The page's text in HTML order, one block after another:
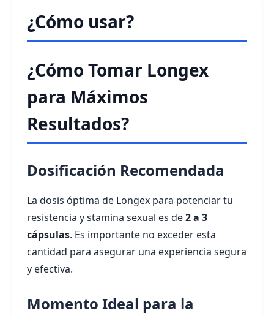
¿Cómo usar?
¿Cómo Tomar Longex
para Máximos
Resultados?
Dosificación Recomendada
La dosis óptima de Longex para potenciar tu
resistencia y stamina sexual es de2 a 3
cápsulas. Es importante no exceder esta
cantidad para asegurar una experiencia segura
y efectiva.
Momento Ideal para la